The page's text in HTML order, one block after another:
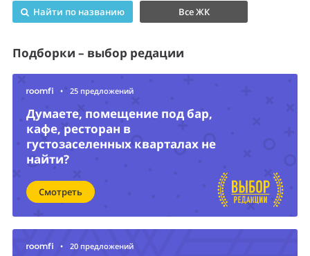
Найти по названию Все ЖК
Подборки – выбор редации
• 25 предложений
Думаете, помещение под бар,
кафе, ресторан в
густозаселенных кварталах не
найти?
Смотреть
• 20 предложений